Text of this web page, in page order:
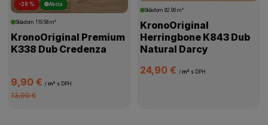
-29 % Akcia
Skladom119.58 m²
KronoOriginal Premium
K338 Dub Credenza
9,90 €/ m² s DPH
13,90 €
Skladom 82.96 m²
KronoOriginal
Herringbone K843 Dub
Natural Darcy
24,90 € / m² s DPH